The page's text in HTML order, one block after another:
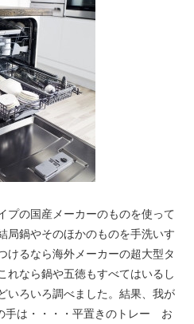
プの国産メーカーのものを使って
局鍋やそのほかのものを手洗いす
けるなら海外メーカーの超大型タ
れなら鍋や五徳もすべてはいるし
いろいろ調べました。結果、我が
手は・・・・平置きのトレー お